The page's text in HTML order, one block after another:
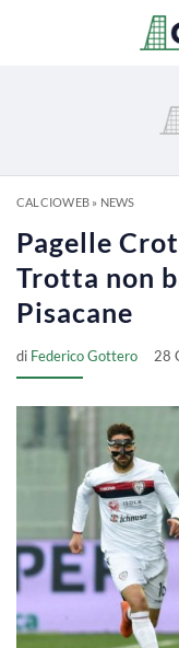
CALCIOWEB» NEWS
Pagelle
Trotta non
Pisacane
di Federico Gottero 28